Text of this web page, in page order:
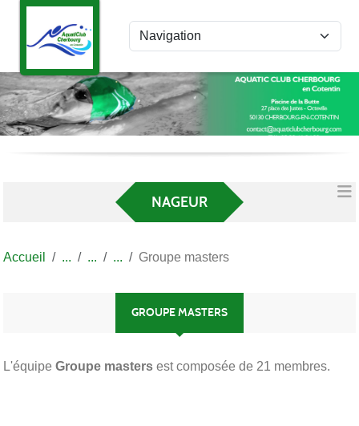
NAGEUR
Accueil Groupe masters
GROUPE MASTERS
L'équipe Groupe masters est composée de 21 membres.
Panneau de gestion des cookies